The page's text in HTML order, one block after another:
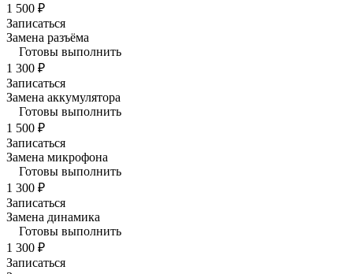
1 500 ₽
Записаться
Замена разъёма
Готовы выполнить
1 300 ₽
Записаться
Замена аккумулятора
Готовы выполнить
1 500 ₽
Записаться
Замена микрофона
Готовы выполнить
1 300 ₽
Записаться
Замена динамика
Готовы выполнить
1 300 ₽
Записаться